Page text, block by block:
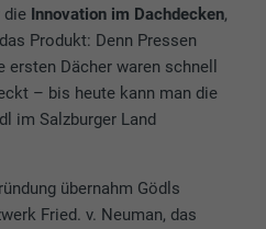
die Innovation im Dachdecken,
Produkt: Denn Pressen
ersten Dächer waren schnell
– bis heute kann man die
im Salzburger Land
übernahm Gödls
Fried. v. Neuman, das